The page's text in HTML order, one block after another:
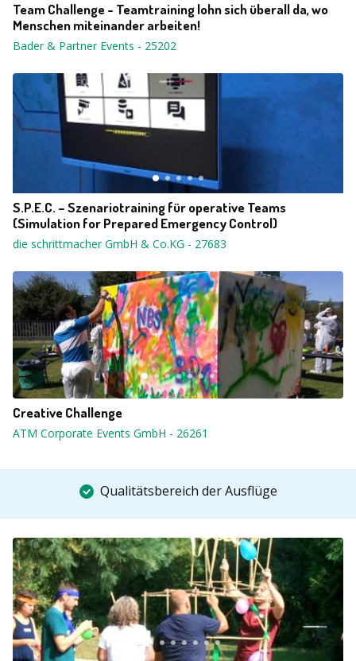
Team Challenge - Teamtraining lohn sich überall da, wo
Menschen miteinander arbeiten!
Bader & Partner Events - 25202
S.P.E.C. – Szenariotraining für operative Teams
(Simulation for Prepared Emergency Control)
die schrittmacher GmbH & Co.KG - 27683
Creative Challenge
ATM Corporate Events GmbH - 26261
Qualitätsbereich der Ausflüge